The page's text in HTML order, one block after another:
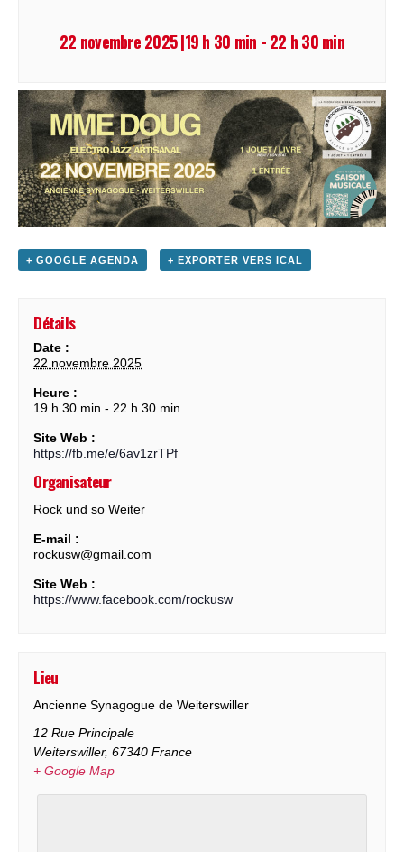
22 novembre 2025 |19 h 30 min -22 h 30 min
+ GOOGLE AGENDA + EXPORTER VERS ICAL
Détails
Date :
22 novembre 2025
Heure :
19 h 30 min - 22 h 30 min
Site Web :
https://fb.me/e/6av1zrTPf
Organisateur
Rock und so Weiter
E-mail :
rockusw@gmail.com
Site Web :
https://www.facebook.com/rockusw
Lieu
Ancienne Synagogue de Weiterswiller
12 Rue Principale
Weiterswiller, 67340 France
+ Google Map